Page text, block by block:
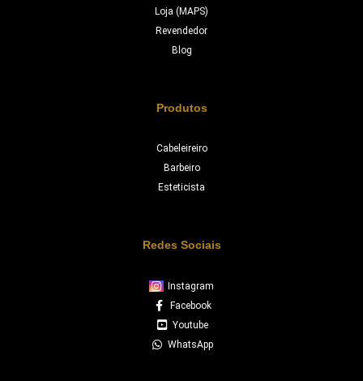
Loja (MAPS)
Revendedor
Blog
Produtos
Cabeleireiro
Barbeiro
Esteticista
Redes Sociais
Instagram
Facebook
Youtube
WhatsApp